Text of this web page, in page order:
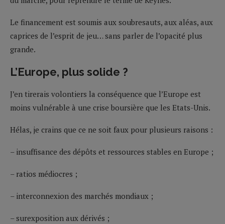
Le financement est soumis aux soubresauts, aux aléas, aux
caprices de l’esprit de jeu… sans parler de l’opacité plus
grande.
L’Europe, plus solide ?
J’en tirerais volontiers la conséquence que l’Europe est
moins vulnérable à une crise boursière que les Etats-Unis.
Hélas, je crains que ce ne soit faux pour plusieurs raisons :
– insuffisance des dépôts et ressources stables en Europe ;
– ratios médiocres ;
– interconnexion des marchés mondiaux ;
– surexposition aux dérivés ;